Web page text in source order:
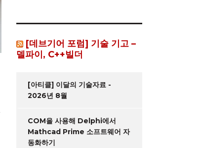
[데브기어 포럼] 기술 기고 –
델파이, C++빌더
[아티클] 이달의 기술자료 -
2026년 8월
COM을 사용해 Delphi에서
Mathcad Prime 소프트웨어 자
동화하기